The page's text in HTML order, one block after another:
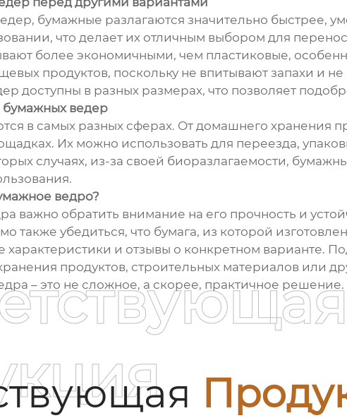
бумажные разлагаются значительно быстрее,
что делает их отличным выбором для
более экономичными, чем пластиковые,
продуктов, поскольку не впитывают запахи и
доступны в разных размерах, что позволяет
ведер
в самых разных сферах. От домашнего хранения
Их можно использовать для переезда,
случаях, из-за своей биоразлагаемости,
ведро?
важно обратить внимание на его прочность и
убедиться, что бумага, из которой
характеристики и отзывы о конкретном варианте.
продуктов, строительных материалов или
– это не сложное, а скорее, практичное решение.